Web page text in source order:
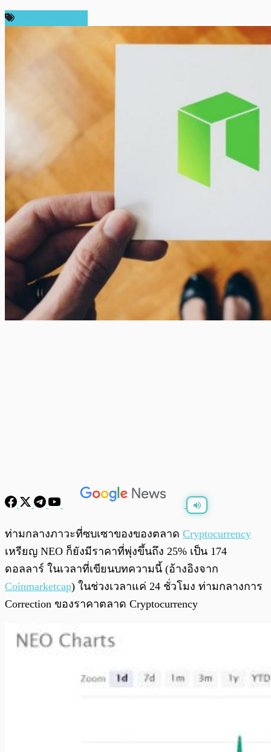
ท่ามกลางภาวะที่ซบเซาของของตลาด Cryptocurrency
เหรียญ NEO ก็ยังมีราคาที่พุ่งขึ้นถึง 25% เป็น 174
ดอลลาร์ ในเวลาที่เขียนบทความนี้ (อ้างอิงจาก
Coinmarketcap) ในช่วงเวลาแค่ 24 ชั่วโมง ท่ามกลางการ
Correction ของราคาตลาด Cryptocurrency